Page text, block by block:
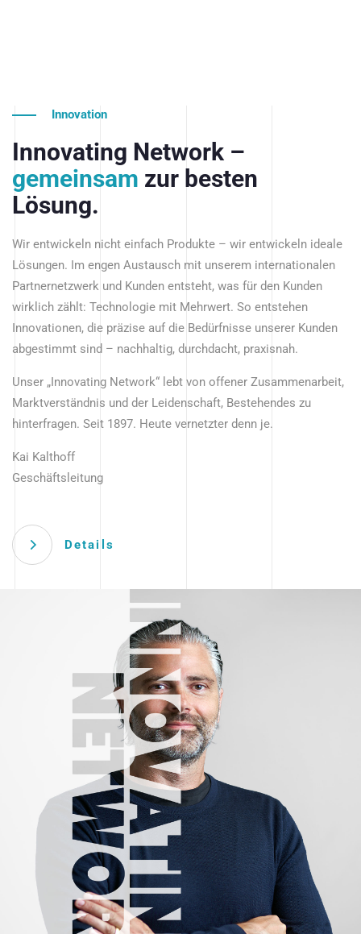
Innovation
Innovating Network –
gemeinsam zur besten
Lösung.
Wir entwickeln nicht einfach Produkte – wir entwickeln ideale
Lösungen. Im engen Austausch mit unserem internationalen
Partnernetzwerk und Kunden entsteht, was für den Kunden
wirklich zählt: Technologie mit Mehrwert. So entstehen
Innovationen, die präzise auf die Bedürfnisse unserer Kunden
abgestimmt sind – nachhaltig, durchdacht, praxisnah.
Unser „Innovating Network“ lebt von offener Zusammenarbeit,
Marktverständnis und der Leidenschaft, Bestehendes zu
hinterfragen. Seit 1897. Heute vernetzter denn je.
Kai Kalthoff
Geschäftsleitung
Details